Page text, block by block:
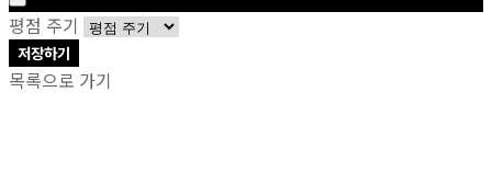
평점 주기
저장하기
목록으로 가기